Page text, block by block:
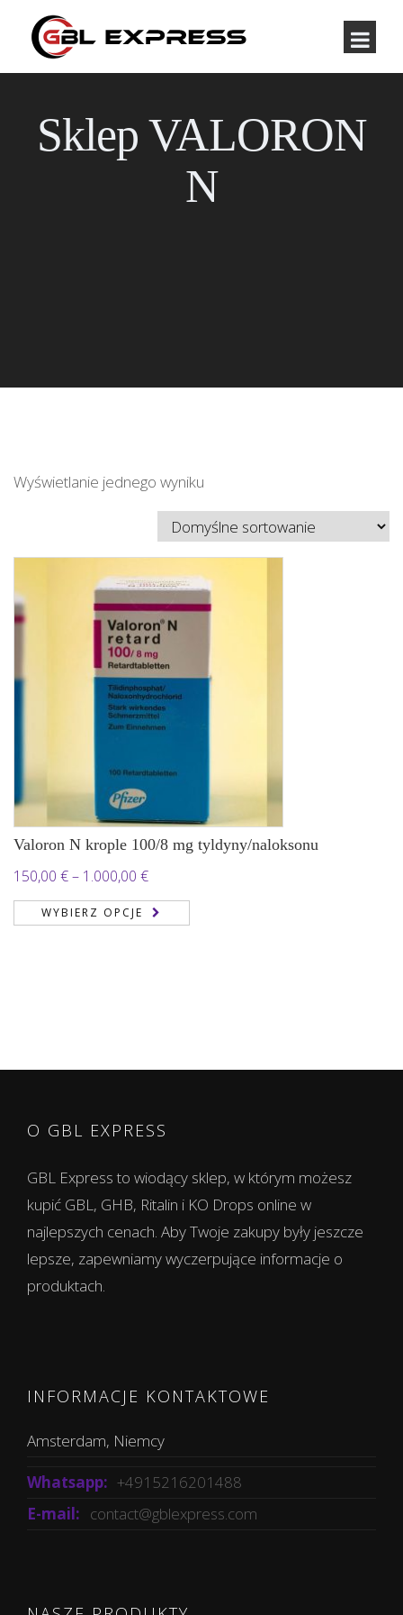
Sklep VALORON
N
Wyświetlanie jednego wyniku
Valoron N krople 100/8 mg tyldyny/naloksonu
150,00 €– 1.000,00 €Zakres
cen:
od
WYBIERZ OPCJE
O GBL EXPRESS
GBL Express to wiodący sklep, w którym możesz
kupić GBL, GHB, Ritalin i KO Drops online w
najlepszych cenach. Aby Twoje zakupy były jeszcze
lepsze, zapewniamy wyczerpujące informacje o
produktach.
INFORMACJE KONTAKTOWE
Amsterdam, Niemcy
Whatsapp: +4915216201488
E-mail: contact@gblexpress.com